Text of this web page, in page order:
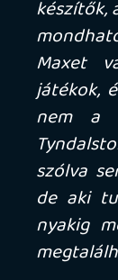
magunkat
akciózni,
elég
- Az AI
során a
helyette
minket.
akkor is
ha sikerült